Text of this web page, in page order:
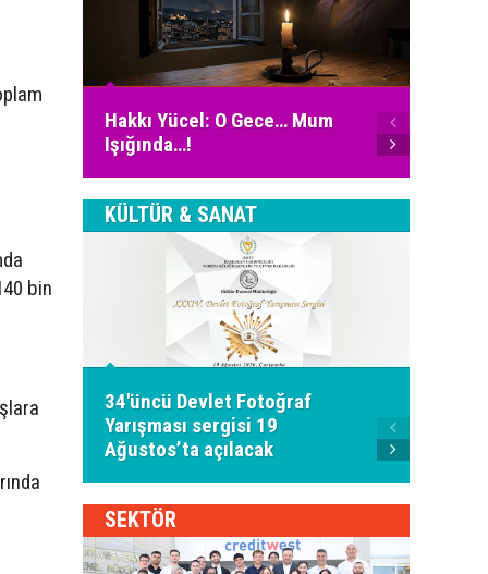
bin
Hakkı Yücel: O Gece… Mum
Işığında…!
KÜLTÜR & SANAT
34'üncü Devlet Fotoğraf
Yarışması sergisi 19
Ağustos’ta açılacak
SEKTÖR